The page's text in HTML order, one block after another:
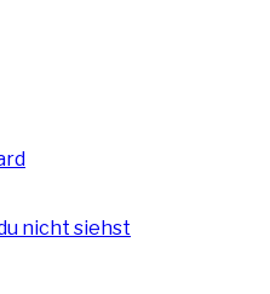
nicht siehst